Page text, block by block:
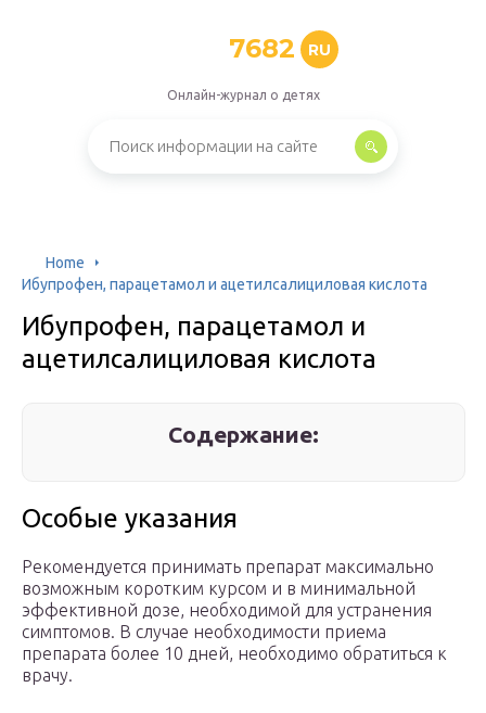
7682 RU
Онлайн-журнал о детях
Home
Ибупрофен, парацетамол и ацетилсалициловая кислота
Ибупрофен, парацетамол и
ацетилсалициловая кислота
Содержание:
Особые указания
Рекомендуется принимать препарат максимально
возможным коротким курсом и в минимальной
эффективной дозе, необходимой для устранения
симптомов. В случае необходимости приема
препарата более 10 дней, необходимо обратиться к
врачу.